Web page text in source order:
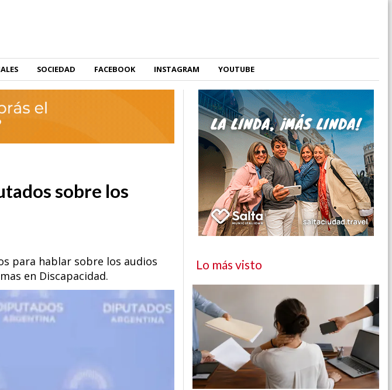
SOCIEDAD FACEBOOK INSTAGRAM YOUTUBE
sobre los
para hablar sobre los audios
en Discapacidad.
Lo más visto